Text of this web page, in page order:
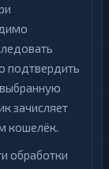
подтвердить
зачисляет
кошелёк.
обработки